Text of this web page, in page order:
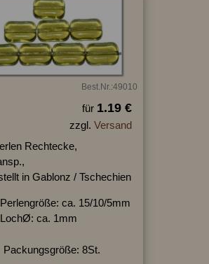
Best.Nr.:49010
für 1.19 €
zzgl. Versand
Rechtecke,
in Gablonz / Tschechien
Perlengröße: ca. 15/10/5mm
LochØ: ca. 1mm
Packungsgröße: 8St.